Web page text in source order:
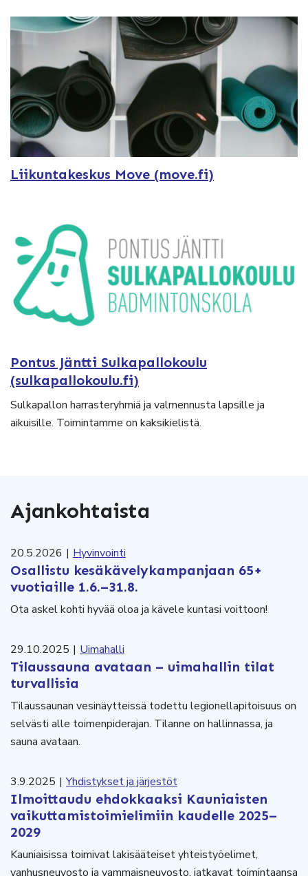
Liikuntakeskus Move (move.fi)
Pontus Jäntti Sulkapallokoulu
(sulkapallokoulu.fi)
Sulkapallon harrasteryhmiä ja valmennusta lapsille ja
aikuisille. Toimintamme on kaksikielistä.
Ajankohtaista
20.5.2026 | Hyvinvointi
Osallistu kesäkävelykampanjaan 65+
vuotiaille 1.6.–31.8.
Ota askel kohti hyvää oloa ja kävele kuntasi voittoon!
29.10.2025 | Uimahalli
Tilaussauna avataan – uimahallin tilat
turvallisia
Tilaussaunan vesinäytteissä todettu legionellapitoisuus on
selvästi alle toimenpiderajan. Tilanne on hallinnassa, ja
sauna avataan.
3.9.2025 | Yhdistykset ja järjestöt
Ilmoittaudu ehdokkaaksi Kauniaisten
vaikuttamistoimielimiin kaudelle 2025–
2029
Kauniaisissa toimivat lakisääteiset yhteistyöelimet,
vanhusneuvosto ja vammaisneuvosto, jatkavat toimintaansa